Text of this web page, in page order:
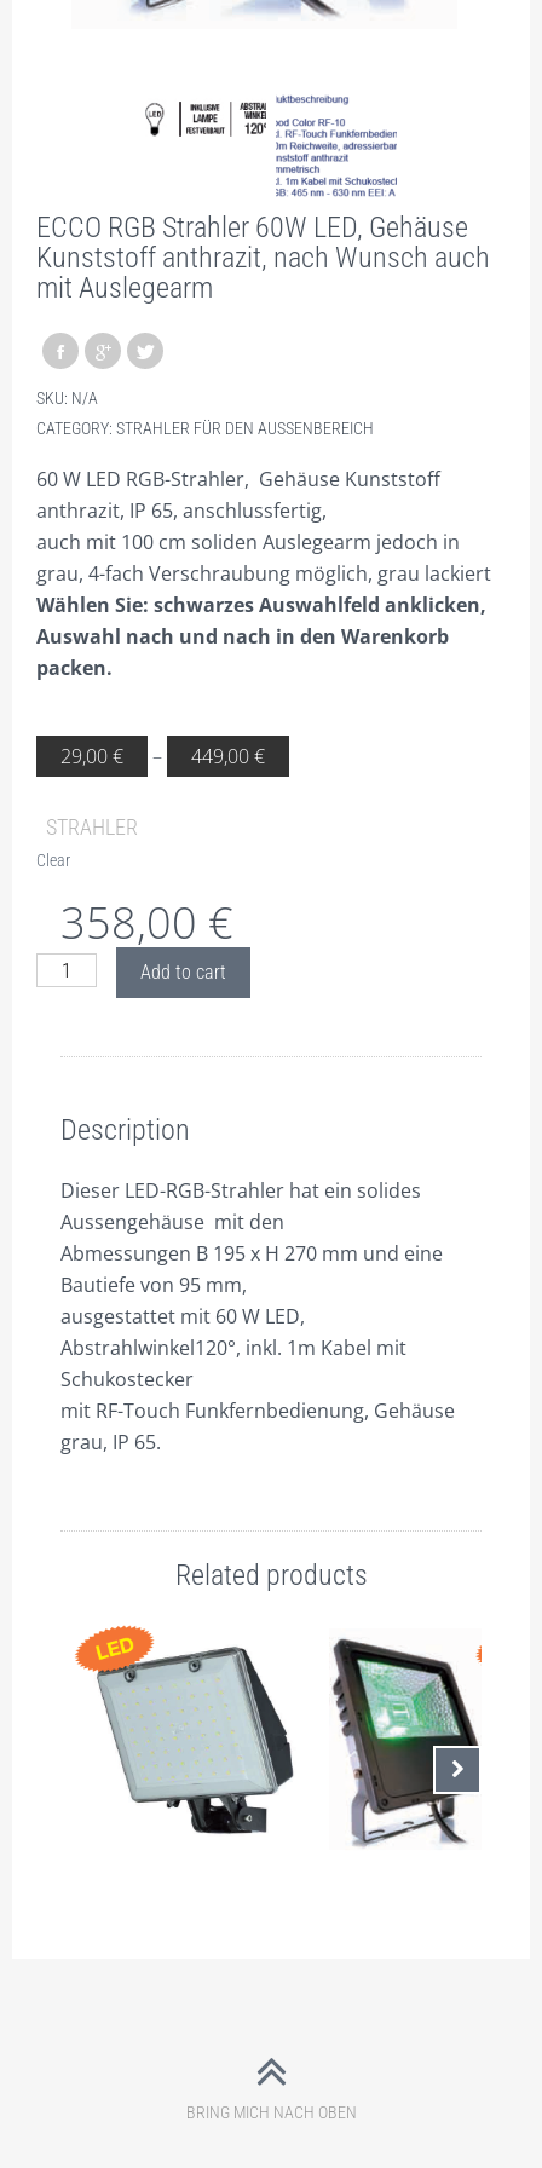
SHOP NUR FÜR GEWERBETREIBENDE!
DIVISIONSPARTNER
PLZ 1
PLZ 2
PLZ 3
PLZ 4
PLZ 6
PLZ 7
MEIN KONTO
ANMELDEN
ABMELDEN
BESTELLVORGANG
WARENKORB
WIDERRUF
ZAHLUNGSARTEN
ECCO RGB Strahler 60W LED, Gehäuse
Kunststoff anthrazit, nach Wunsch auch
mit Auslegearm
SKU: N/A
CATEGORY: STRAHLER FÜR DEN AUSSENBEREICH
60 W LED RGB-Strahler, Gehäuse Kunststoff
anthrazit, IP 65, anschlussfertig,
auch mit 100 cm soliden Auslegearm jedoch in
grau, 4-fach Verschraubung möglich, grau lackiert
Wählen Sie: schwarzes Auswahlfeld anklicken,
Auswahl nach und nach in den Warenkorb
packen.
29,00€ – 449,00€
STRAHLER
Clear
358,00 €
ECCO
60W
Gehäuse
anthrazit,
nach
Wunsch
auch
Auslegearm
quantity
Add to cart
Description
Dieser LED-RGB-Strahler hat ein solides
Aussengehäuse mit den
Abmessungen B 195 x H 270 mm und eine
Bautiefe von 95 mm,
ausgestattet mit 60 W LED,
Abstrahlwinkel120°, inkl. 1m Kabel mit
Schukostecker
mit RF-Touch Funkfernbedienung, Gehäuse
grau, IP 65.
Related products
Nächste
BRING MICH NACH OBEN